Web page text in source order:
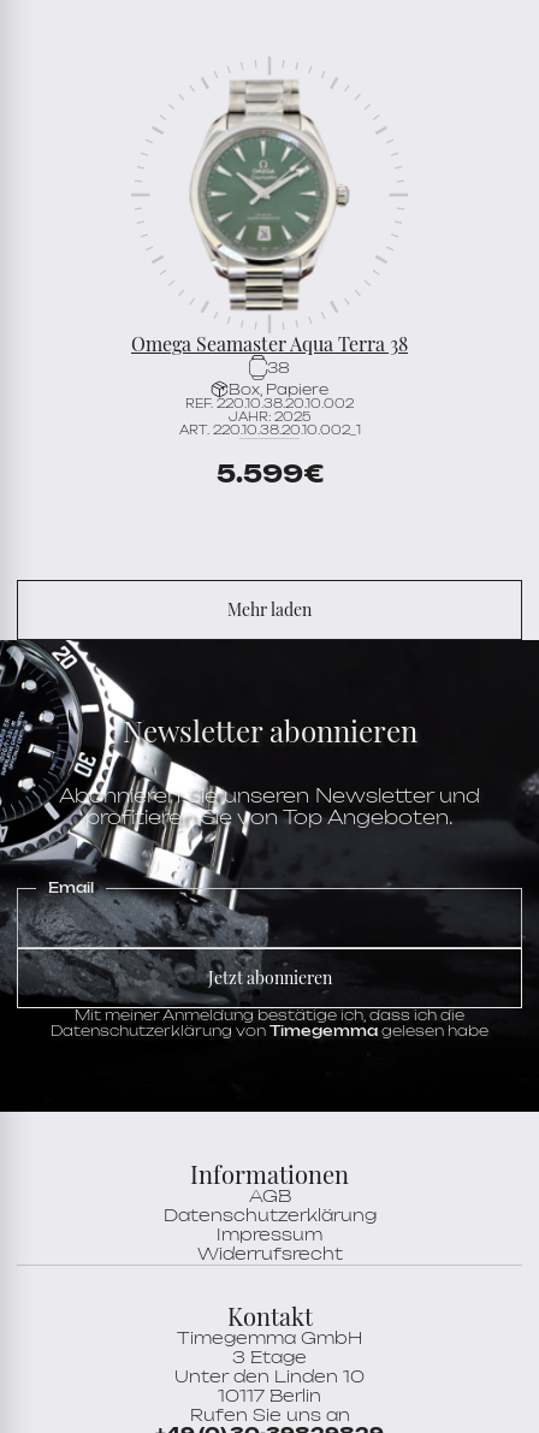
Omega Seamaster Aqua Terra 38
38
Box, Papiere
REF. 220.10.38.20.10.002
JAHR: 2025
ART. 220.10.38.20.10.002_1
5.599€
Mehr laden
Newsletter abonnieren
Abonnieren Sie unseren Newsletter und
profitieren Sie von Top Angeboten.
Email
Jetzt abonnieren
Mit meiner Anmeldung bestätige ich, dass ich die
Datenschutzerklärung von Timegemma gelesen habe
Informationen
AGB
Datenschutzerklärung
Impressum
Widerrufsrecht
Kontakt
Timegemma GmbH
3 Etage
Unter den Linden 10
10117 Berlin
Rufen Sie uns an